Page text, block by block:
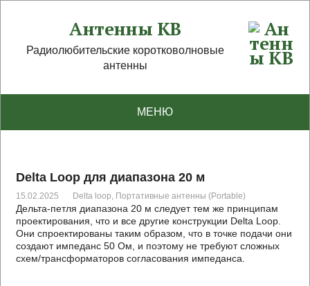
Антенны КВ
Радиолюбительские коротковолновые
антенны
МЕНЮ
Delta Loop для диапазона 20 м
15.02.2025 Delta loop, Портативные антенны (Portable)
Дельта-петля диапазона 20 м следует тем же принципам
проектирования, что и все другие конструкции Delta Loop.
Они спроектированы таким образом, что в точке подачи они
создают импеданс 50 Ом, и поэтому не требуют сложных
схем/трансформаторов согласования импеданса.